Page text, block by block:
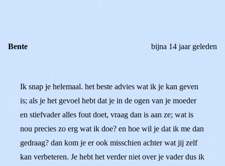
Bente bijna 14 jaar geleden
Ik snap je helemaal. het beste advies wat ik je kan geven
is; als je het gevoel hebt dat je in de ogen van je moeder
en stiefvader alles fout doet, vraag dan is aan ze; wat is
nou precies zo erg wat ik doe? en hoe wil je dat ik me dan
gedraag? dan kom je er ook misschien achter wat jij zelf
kan verbeteren. Je hebt het verder niet over je vader dus ik